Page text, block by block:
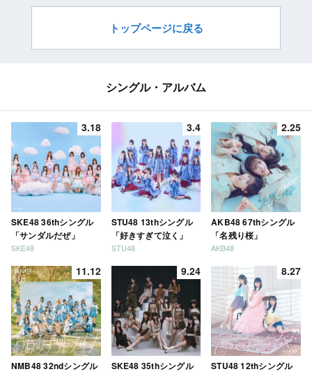
トップページに戻る
シングル・アルバム
3.18
SKE48 36thシングル
「サンダルだぜ」
SKE48
3.4
STU48 13thシングル
「好きすぎて泣く」
STU48
2.25
AKB48 67thシングル
「名残り桜」
AKB48
11.12
NMB48 32ndシングル
9.24
SKE48 35thシングル
8.27
STU48 12thシングル